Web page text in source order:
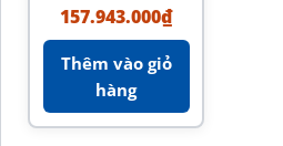
AstralPool chính
hãng
157.943.000₫
Thêm vào giỏ
hàng